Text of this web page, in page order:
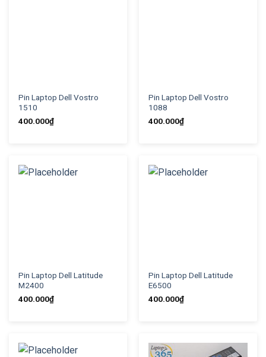
Pin Laptop Dell Vostro
1510
400.000₫
Pin Laptop Dell Vostro
1088
400.000₫
Pin Laptop Dell Latitude
M2400
400.000₫
Pin Laptop Dell Latitude
E6500
400.000₫